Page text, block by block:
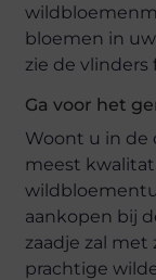
bloemen in
zie de
Ga voor het
Woont u in de
meest
aankopen bij
zaadje zal
prachtige